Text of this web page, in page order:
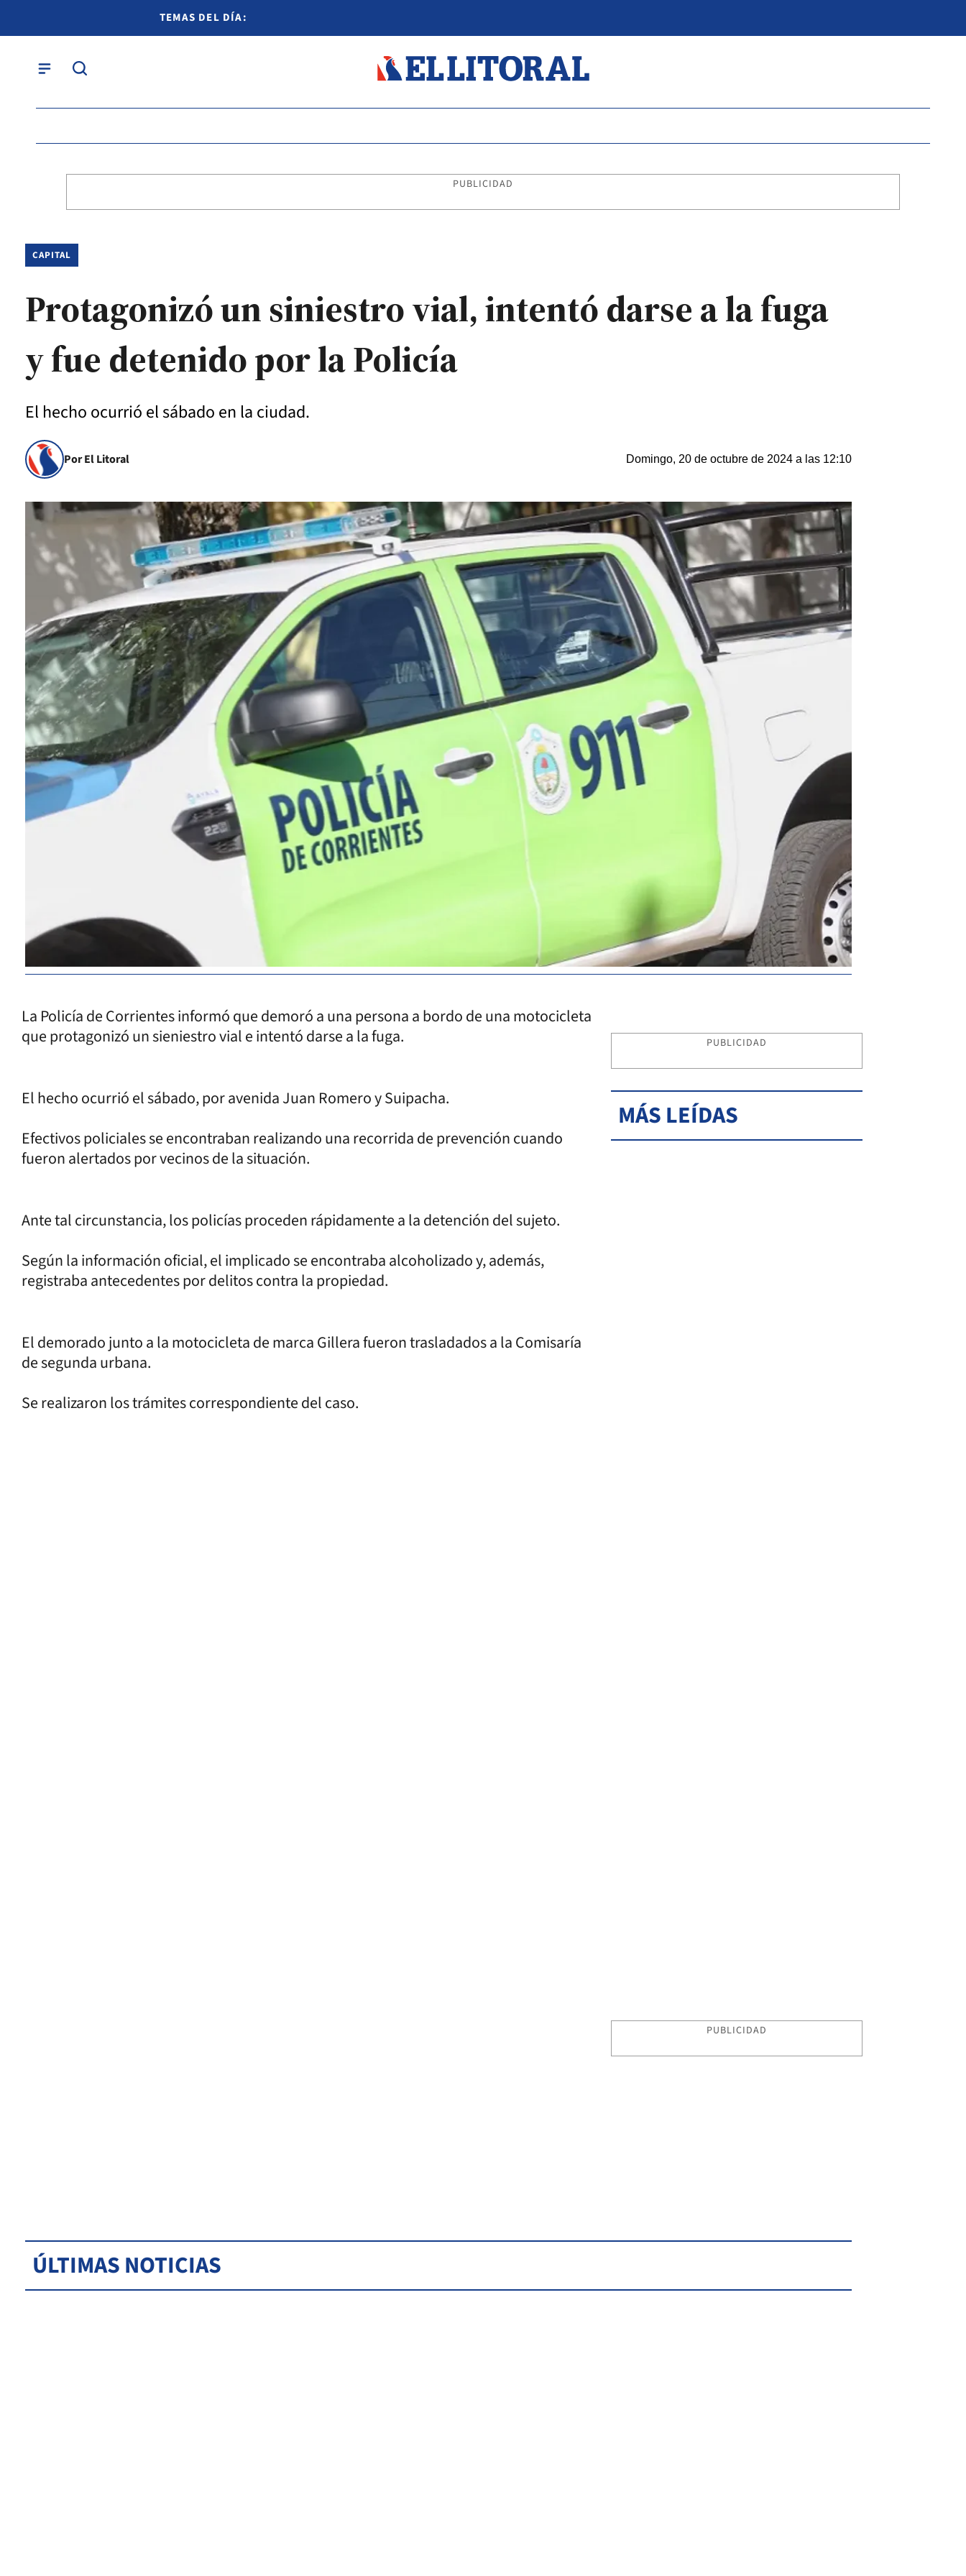
TEMAS DEL DÍA:
PUBLICIDAD
CAPITAL
Protagonizó un siniestro vial, intentó darse a la fuga
y fue detenido por la Policía
El hecho ocurrió el sábado en la ciudad.
Por El Litoral Domingo, 20 de octubre de 2024 a las 12:10
La Policía de Corrientes informó que demoró a una persona a bordo de una motocicleta
que protagonizó un sieniestro vial e intentó darse a la fuga.
El hecho ocurrió el sábado, por avenida Juan Romero y Suipacha.
Efectivos policiales se encontraban realizando una recorrida de prevención cuando
fueron alertados por vecinos de la situación.
Ante tal circunstancia, los policías proceden rápidamente a la detención del sujeto.
Según la información oficial, el implicado se encontraba alcoholizado y, además,
registraba antecedentes por delitos contra la propiedad.
El demorado junto a la motocicleta de marca Gillera fueron trasladados a la Comisaría
de segunda urbana.
Se realizaron los trámites correspondiente del caso.
PUBLICIDAD
MÁS LEÍDAS
PUBLICIDAD
ÚLTIMAS NOTICIAS